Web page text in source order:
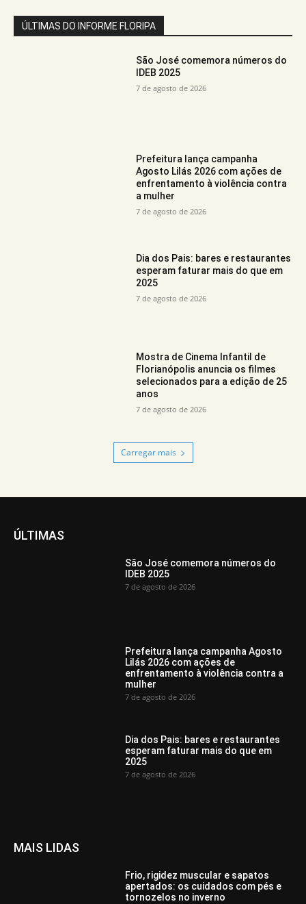
ÚLTIMAS DO INFORME FLORIPA
São José comemora números do
IDEB 2025
7 de agosto de 2026
Prefeitura lança campanha
Agosto Lilás 2026 com ações de
enfrentamento à violência contra
a mulher
7 de agosto de 2026
Dia dos Pais: bares e restaurantes
esperam faturar mais do que em
2025
7 de agosto de 2026
Mostra de Cinema Infantil de
Florianópolis anuncia os filmes
selecionados para a edição de 25
anos
7 de agosto de 2026
Carregar mais
ÚLTIMAS
São José comemora números do
IDEB 2025
7 de agosto de 2026
Prefeitura lança campanha Agosto
Lilás 2026 com ações de
enfrentamento à violência contra a
mulher
7 de agosto de 2026
Dia dos Pais: bares e restaurantes
esperam faturar mais do que em
2025
7 de agosto de 2026
MAIS LIDAS
Frio, rigidez muscular e sapatos
apertados: os cuidados com pés e
tornozelos no inverno